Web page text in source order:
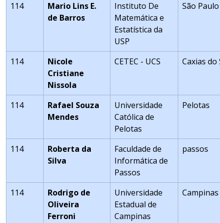
114
Mario Lins E.
de Barros
Instituto De
Matemática e
Estatística da
USP
São Paulo
114
Nicole
Cristiane
Nissola
CETEC - UCS Caxias do
114
Rafael Souza
Mendes
Universidade
Católica de
Pelotas
Pelotas
114
Roberta da
Silva
Faculdade de
Informática de
Passos
passos
114
Rodrigo de
Oliveira
Ferroni
Universidade
Estadual de
Campinas
Campinas